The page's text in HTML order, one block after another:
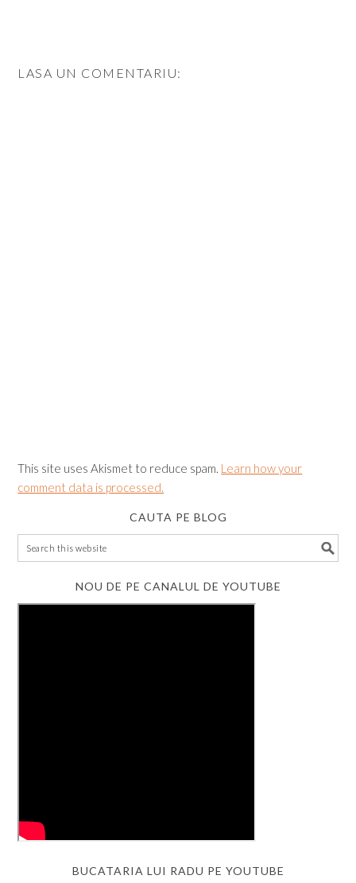
LASA UN COMENTARIU:
This site uses Akismet to reduce spam. Learn how your
comment data is processed.
CAUTA PE BLOG
NOU DE PE CANALUL DE YOUTUBE
BUCATARIA LUI RADU PE YOUTUBE